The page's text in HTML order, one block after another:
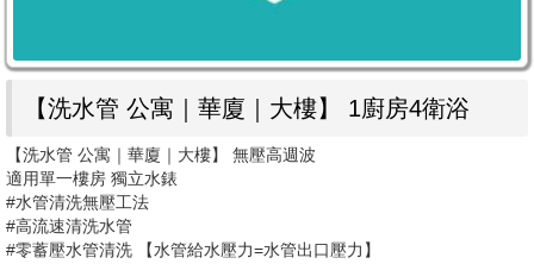
【洗水管 公寓｜華廈｜大樓】 1廚房4衛浴
【洗水管 公寓｜華廈｜大樓】 無壓高週波
適用單一樓房 獨立水錶
#水管清洗無壓工法
#高流速清洗水管
#零蓄壓水管清洗 【水管給水壓力=水管出口壓力】